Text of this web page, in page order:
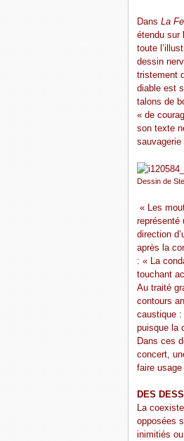
Dans La
étendu sur
toute
dessin
tristement
diable est
talons de
« de
son texte
sauvagerie
Dessin de
« Les
représenté
direction
après la
: « La
touchant
Au traité
contours
caustique :
puisque la
Dans ces
concert,
faire usage
DES
La
opposées
inimitiés